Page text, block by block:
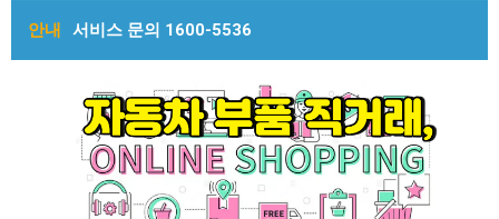
안내 서비스 문의 1600-5536